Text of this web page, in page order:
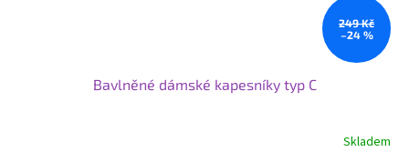
249 Kč
–24 %
Bavlněné dámské kapesníky typ C
Skladem